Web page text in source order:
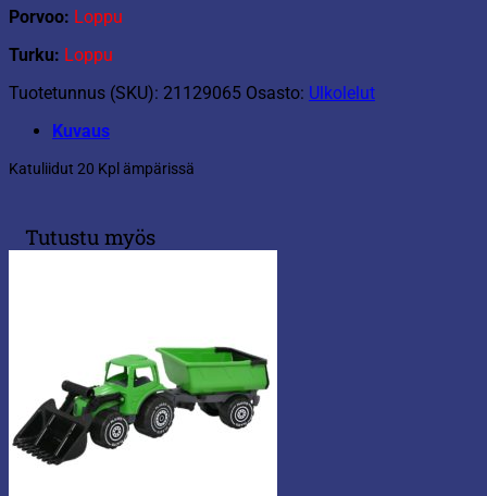
Porvoo: Loppu
Turku: Loppu
Tuotetunnus (SKU): 21129065 Osasto: Ulkolelut
Kuvaus
Katuliidut 20 Kpl ämpärissä
Tutustu myös